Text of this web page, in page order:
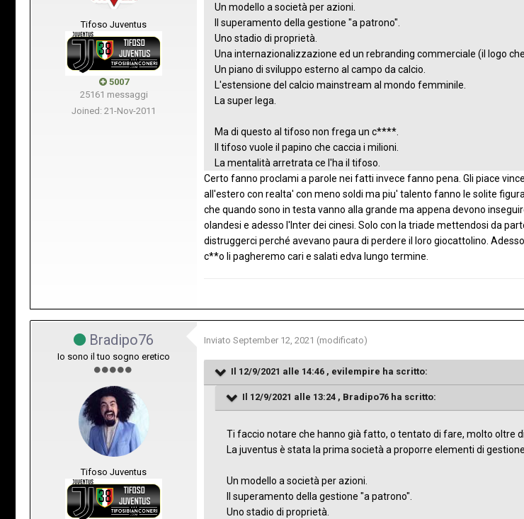
Tifoso Juventus
5007
25161 messaggi
Joined: 21-Nov-2011
Un modello a società per azioni.
Il superamento della gestione "a patrono".
Uno stadio di proprietà.
Una internazionalizzazione ed un rebranding commerciale (il logo
Un piano di sviluppo esterno al campo da calcio.
L'estensione del calcio mainstream al mondo femminile.
La super lega.
Ma di questo al tifoso non frega un c****.
Il tifoso vuole il papino che caccia i milioni.
La mentalità arretrata ce l'ha il tifoso.
Certo fanno proclami a parole nei fatti invece fanno pena. Gli piace
all'estero con realta' con meno soldi ma piu' talento fanno le solite
che quando sono in testa vanno alla grande ma appena devono
olandesi e adesso l'Inter dei cinesi. Solo con la triade mettendosi da
distruggerci perché avevano paura di perdere il loro giocattolino.
c**o li pagheremo cari e salati edva lungo termine.
Bradipo76
Io sono il tuo sogno eretico
Tifoso Juventus
Inviato September 12, 2021 (modificato)
Il 12/9/2021 alle 14:46 , evilempire ha scritto:
Il 12/9/2021 alle 13:24 , Bradipo76 ha scritto:
Ti faccio notare che hanno già fatto, o tentato di fare, molto oltre
La juventus è stata la prima società a proporre elementi di
Un modello a società per azioni.
Il superamento della gestione "a patrono".
Uno stadio di proprietà.